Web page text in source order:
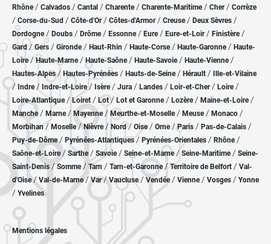
Rhône/ Calvados / Cantal / Charente / Charente-Maritime/ Cher / Corrèze
/ Corse-du-Sud / Côte-d'Or / Côtes-d'Armor/ Creuse/ Deux Sèvres /
Dordogne/ Doubs / Drôme/ Essonne / Eure/ Eure-et-Loir / Finistère/
Gard/ Gers / Gironde/ Haut-Rhin / Haute-Corse/ Haute-Garonne/ Haute-
Loire/Haute-Marne/ Haute-Saône/ Haute-Savoie/ Haute-Vienne/
Hautes-Alpes/ Hautes-Pyrénées / Hauts-de-Seine/ Hérault / Ille-et-Vilaine
/ Indre/ Indre-et-Loire/ Isère/ Jura / Landes / Loir-et-Cher/ Loire/
Loire-Atlantique/ Loiret / Lot/ Lot et Garonne/ Lozère / Maine-et-Loire/
Manche/ Marne/ Mayenne/ Meurthe-et-Moselle/ Meuse/ Monaco /
Morbihan/ Moselle/ Nièvre / Nord/ Oise / Orne/Paris / Pas-de-Calais /
Puy-de-Dôme/ Pyrénées-Atlantiques / Pyrénées-Orientales / Rhône/
Saône-et-Loire/ Sarthe/ Savoie/ Seine-et-Marne/ Seine-Maritime/ Seine-
Saint-Denis /Somme/ Tarn / Tarn-et-Garonne/Territoire de Belfort / Val-
d'Oise/ Val-de-Marne/Var/Vaucluse/ Vendée/ Vienne/ Vosges / Yonne
/ Yvelines
Mentions légales